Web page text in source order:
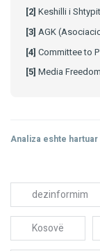
[2] Keshilli i
[3] AGK
[4] Committee to
[5] Media
Analiza eshte hartuar
dezinformim
Kosovë